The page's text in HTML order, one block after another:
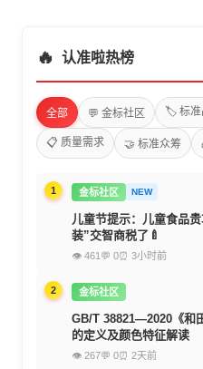
🔥 认准啦热榜
全部 💬 金标社区 🏷️ 标准
📋 质量需求 🤝 标准众筹
1 金标社区 NEW
儿童节提示：儿童食品
装”交智商税了🍼
👁 461 💬 0⏰ 3小时前
2 金标社区
GB/T 38821—2020《和
的定义及颜色特征解读
👁 267💬 0⏰ 2天前